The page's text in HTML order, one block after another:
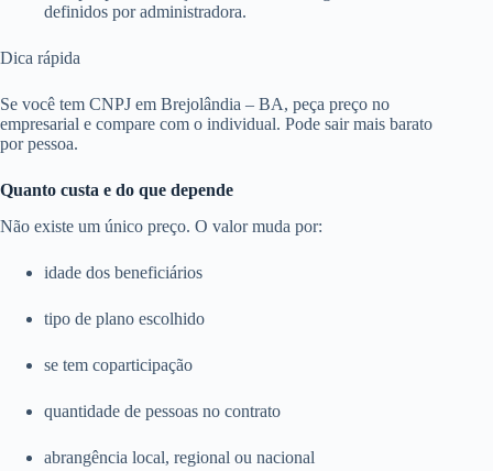
definidos por administradora.
Dica rápida
Se você tem CNPJ em Brejolândia – BA, peça preço no
empresarial e compare com o individual. Pode sair mais barato
por pessoa.
Quanto custa e do que depende
Não existe um único preço. O valor muda por:
idade dos beneficiários
tipo de plano escolhido
se tem coparticipação
quantidade de pessoas no contrato
abrangência local, regional ou nacional